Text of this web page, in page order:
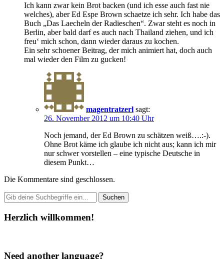
Ich kann zwar kein Brot backen (und ich esse auch fast nie
welches), aber Ed Espe Brown schaetze ich sehr. Ich habe das
Buch „Das Laecheln der Radieschen“. Zwar steht es noch in
Berlin, aber bald darf es auch nach Thailand ziehen, und ich
freu‘ mich schon, dann wieder daraus zu kochen.
Ein sehr schoener Beitrag, der mich animiert hat, doch auch
mal wieder den Film zu gucken!
magentratzerl sagt:
26. November 2012 um 10:40 Uhr
Noch jemand, der Ed Brown zu schätzen weiß….:-).
Ohne Brot käme ich glaube ich nicht aus; kann ich mir
nur schwer vorstellen – eine typische Deutsche in
diesem Punkt…
Die Kommentare sind geschlossen.
Herzlich willkommen!
Need another language?